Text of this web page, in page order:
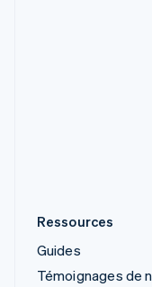
Ressources
Guides
Témoignages de